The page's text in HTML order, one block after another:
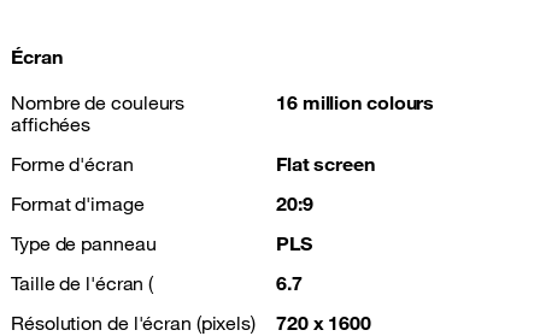
Écran
Nombre de couleurs
affichées
16 million colours
Forme d'écran
Flat screen
Format d'image
20:9
Type de panneau
PLS
Taille de l'écran (
6.7
Résolution de l'écran (pixels)
720 x 1600